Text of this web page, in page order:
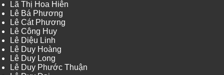
Lã Thị Hoa Hiên
Lê Bá Phương
Lê Cát Phương
Lê Công Huy
Lê Diệu Linh
Lê Duy Hoàng
Lê Duy Long
Lê Duy Phước Thuận